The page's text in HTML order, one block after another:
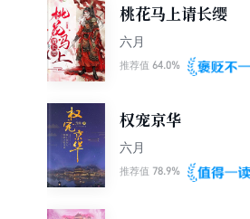
桃花马上请长缨
六月
推荐值 64.0%
权宠京华
六月
推荐值 78.9%